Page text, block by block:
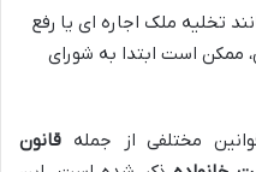
تخلیه ملک اجاره ای یا رفع
ممکن است ابتدا به شورای
مختلفی از جمله قانون